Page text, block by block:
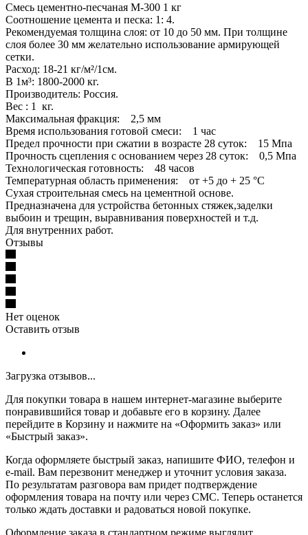
Смесь цементно-песчаная М-300 1 кг
Соотношение цемента и песка: 1: 4.
Рекомендуемая толщина слоя: от 10 до 50 мм. При толщине
слоя более 30 мм желательно использование армирующей
сетки.
Расход: 18-21 кг/м²/1см.
В 1м³: 1800-2000 кг.
Производитель: Россия.
Вес : 1 кг.
Максимальная фракция: 2,5 мм
Время использования готовой смеси: 1 час
Предел прочности при сжатии в возрасте 28 суток: 15 Мпа
Прочность сцепления с основанием через 28 суток: 0,5 Мпа
Технологическая готовность: 48 часов
Температурная область применения: от +5 до + 25 °С
Сухая строительная смесь на цементной основе.
Предназначена для устройства бетонных стяжек,заделки
выбоин и трещин, выравнивания поверхностей и т.д.
Для внутренних работ.
Отзывы
Нет оценок
Оставить отзыв
Загрузка отзывов...
Для покупки товара в нашем интернет-магазине выберите
понравившийся товар и добавьте его в корзину. Далее
перейдите в Корзину и нажмите на «Оформить заказ» или
«Быстрый заказ».
Когда оформляете быстрый заказ, напишите ФИО, телефон и
e-mail. Вам перезвонит менеджер и уточнит условия заказа.
По результатам разговора вам придет подтверждение
оформления товара на почту или через СМС. Теперь останется
только ждать доставки и радоваться новой покупке.
Оформление заказа в стандартном режиме выглядит